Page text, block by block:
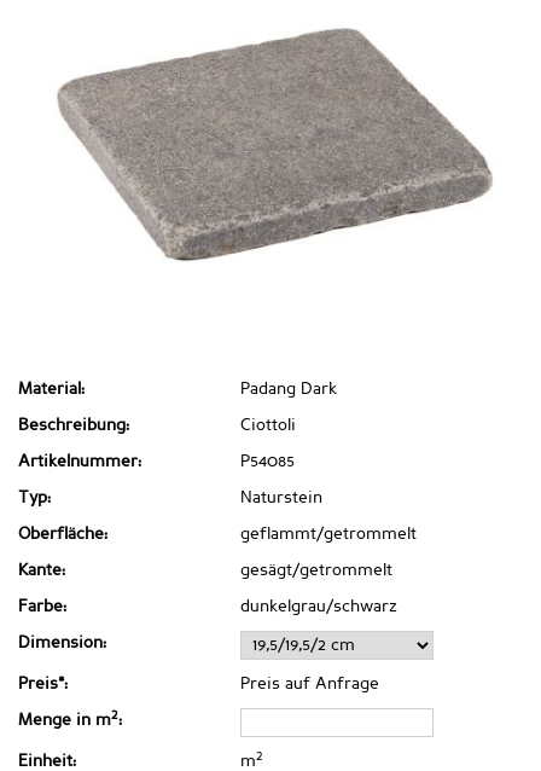
Material: Padang Dark
Beschreibung: Ciottoli
Artikelnummer: P54085
Typ: Naturstein
Oberfläche: geflammt/getrommelt
Kante: gesägt/getrommelt
Farbe: dunkelgrau/schwarz
Dimension:
Preis*: Preis auf Anfrage
Menge in m2:
Einheit: m2